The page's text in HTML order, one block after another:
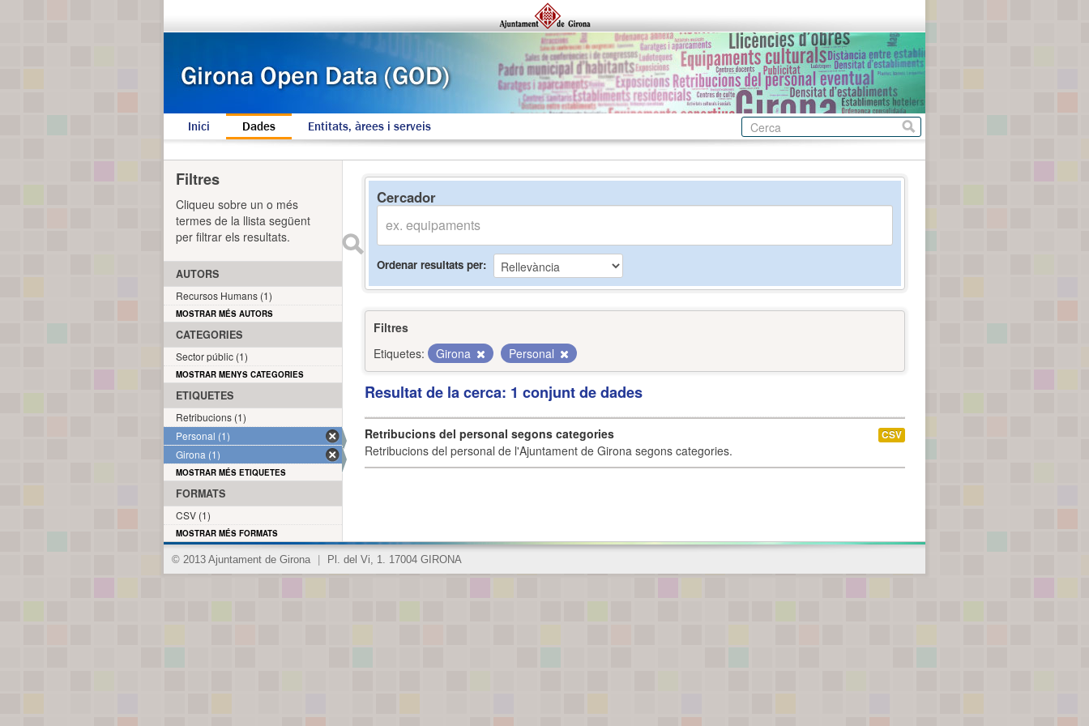
Inici Dades Entitats, àrees i serveis
Cercador
Ordenar resultats per
Filtres
Etiquetes:
Girona Personal
Resultat de la cerca: 1 conjunt de dades
Retribucions del personal segons categories
Retribucions del personal de l'Ajuntament de Girona segons categories.
CSV
Filtres
Cliqueu sobre un o més
termes de la llista següent
per filtrar els resultats.
AUTORS
Recursos Humans (1)
MOSTRAR MÉS AUTORS
CATEGORIES
Sector públic (1)
MOSTRAR MENYS CATEGORIES
ETIQUETES
Retribucions (1)
Personal (1)
Girona (1)
MOSTRAR MÉS ETIQUETES
FORMATS
CSV (1)
MOSTRAR MÉS FORMATS
© 2013 Ajuntament de Girona Pl. del Vi, 1. 17004 GIRONA